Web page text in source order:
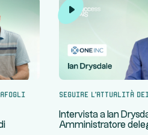
Seguire l'attualità
Intervista a Ian
Amministratore